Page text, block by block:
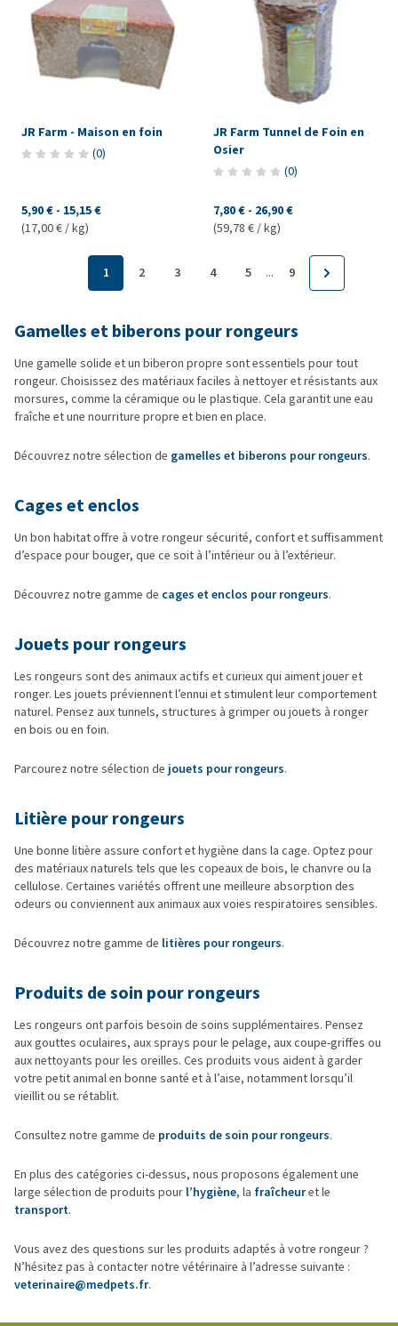
JR Farm - Maison en foin
(0)
5,90 € - 15,15 €
(17,00 € / kg)
JR Farm Tunnel de Foin en
Osier
(0)
7,80 € - 26,90 €
(59,78 € / kg)
1 2 3 4 5 ... 9
Gamelles et biberons pour rongeurs
Une gamelle solide et un biberon propre sont essentiels pour tout
rongeur. Choisissez des matériaux faciles à nettoyer et résistants aux
morsures, comme la céramique ou le plastique. Cela garantit une eau
fraîche et une nourriture propre et bien en place.
Découvrez notre sélection de gamelles et biberons pour rongeurs.
Cages et enclos
Un bon habitat offre à votre rongeur sécurité, confort et suffisamment
d’espace pour bouger, que ce soit à l’intérieur ou à l’extérieur.
Découvrez notre gamme de cages et enclos pour rongeurs.
Jouets pour rongeurs
Les rongeurs sont des animaux actifs et curieux qui aiment jouer et
ronger. Les jouets préviennent l’ennui et stimulent leur comportement
naturel. Pensez aux tunnels, structures à grimper ou jouets à ronger
en bois ou en foin.
Parcourez notre sélection de jouets pour rongeurs.
Litière pour rongeurs
Une bonne litière assure confort et hygiène dans la cage. Optez pour
des matériaux naturels tels que les copeaux de bois, le chanvre ou la
cellulose. Certaines variétés offrent une meilleure absorption des
odeurs ou conviennent aux animaux aux voies respiratoires sensibles.
Découvrez notre gamme de litières pour rongeurs.
Produits de soin pour rongeurs
Les rongeurs ont parfois besoin de soins supplémentaires. Pensez
aux gouttes oculaires, aux sprays pour le pelage, aux coupe-griffes ou
aux nettoyants pour les oreilles. Ces produits vous aident à garder
votre petit animal en bonne santé et à l’aise, notamment lorsqu’il
vieillit ou se rétablit.
Consultez notre gamme de produits de soin pour rongeurs.
En plus des catégories ci-dessus, nous proposons également une
large sélection de produits pour l’hygiène, la fraîcheuret le
transport.
Vous avez des questions sur les produits adaptés à votre rongeur ?
N’hésitez pas à contacter notre vétérinaire à l’adresse suivante :
veterinaire@medpets.fr.